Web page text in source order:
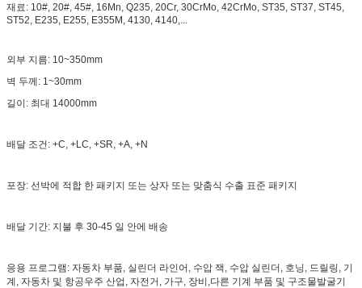
재료: 10#, 20#, 45#, 16Mn, Q235, 20Cr, 30CrMo, 42CrMo, ST35, ST37, ST45,
ST52, E235, E255, E355M, 4130, 4140,...
외부 지름: 10~350mm
벽 두께: 1~30mm
길이: 최대 14000mm
배달 조건: +C, +LC, +SR, +A, +N
포장: 선박에 적합 한 패키지 또는 상자 또는 맞춤식 수출 표준 패키지
배달 기간: 지불 후 30-45 일 안에 배송
응용 프로그램: 자동차 부품, 실린더 라인어, 수압 잭, 수압 실린더, 호닝, 드릴링, 기
계, 자동차 및 항공우주 산업, 자전거, 가구, 장비,다른 기계 부품 및 구조물발굴기